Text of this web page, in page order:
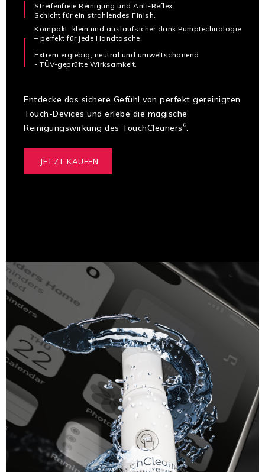
Streifenfreie Reinigung und Anti-Reflex
Schicht für ein strahlendes Finish.
Kompakt, klein und auslaufsicher dank Pumptechnologie
– perfekt für jede Handtasche.
Extrem ergiebig, neutral und umweltschonend
- TÜV-geprüfte Wirksamkeit.
Entdecke das sichere Gefühl von perfekt gereinigten
Touch-Devices und erlebe die magische
Reinigungswirkung des TouchCleaners ®.
JETZT KAUFEN